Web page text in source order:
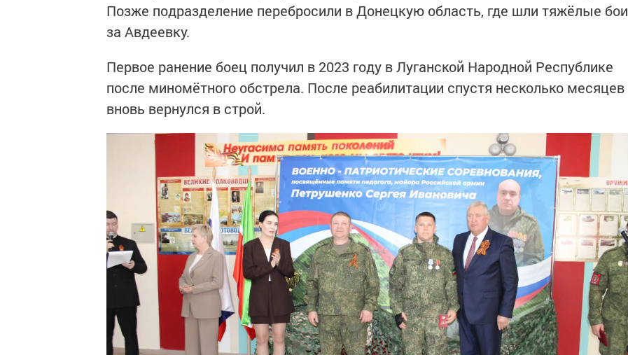
Позже подразделение перебросили в Донецкую область, где шли тяжёлые бои
за Авдеевку.
Первое ранение боец получил в 2023 году в Луганской Народной Республике
после миномётного обстрела. После реабилитации спустя несколько месяцев
вновь вернулся в строй.